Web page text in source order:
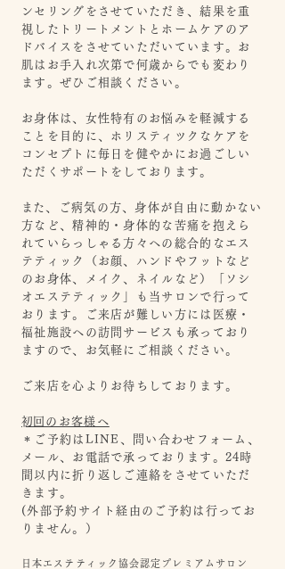
ンセリングをさせていただき、結果を重
視したトリートメントとホームケアのア
ドバイスをさせて い ただいています。お
肌はお手入れ次第で何歳からでも変わり
ます。ぜひご相談ください。
お身体は、女性特有のお悩みを軽減する
ことを目的に、 ホリスティツクなケアを
コンセプトに毎日を健やかにお過ごしい
ただくサポートをしております。
​ また、ご病気の方、身体が自由に動かない
方など、精神的・身体的な苦痛を抱えら
れていらっしゃる方々への総合的なエス
テティック（お顔、ハンドやフットなど
のお身体、メイク、ネイルなど）「ソシ
オエステティック」も当サロンで行って
おります。ご来店が難しい方には医療・
福祉施設への訪問サービスも承っており
ますので、お気軽にご相談ください。
ご来店を心よりお待ちしてお ります。
​初回のお客様へ
＊ご予約はLINE、問い合わせフ ォーム、
メール、お電話で承っております。24時
間以内に折り返しご連絡をさせていただ
きます。
(外部予約サイト経由のご予約 は行ってお
りません。）
日本エステティック協会認定プレミアムサロン